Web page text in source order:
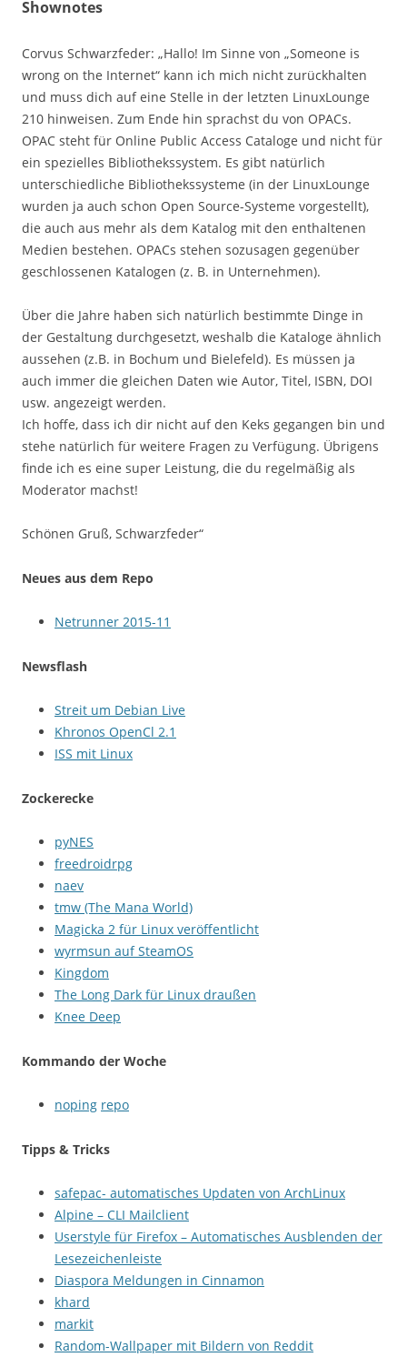
Shownotes
Corvus Schwarzfeder: „Hallo! Im Sinne von „Someone is
wrong on the Internet“ kann ich mich nicht zurückhalten
und muss dich auf eine Stelle in der letzten LinuxLounge
210 hinweisen. Zum Ende hin sprachst du von OPACs.
OPAC steht für Online Public Access Cataloge und nicht für
ein spezielles Bibliothekssystem. Es gibt natürlich
unterschiedliche Bibliothekssysteme (in der LinuxLounge
wurden ja auch schon Open Source-Systeme vorgestellt),
die auch aus mehr als dem Katalog mit den enthaltenen
Medien bestehen. OPACs stehen sozusagen gegenüber
geschlossenen Katalogen (z. B. in Unternehmen).
Über die Jahre haben sich natürlich bestimmte Dinge in
der Gestaltung durchgesetzt, weshalb die Kataloge ähnlich
aussehen (z.B. in Bochum und Bielefeld). Es müssen ja
auch immer die gleichen Daten wie Autor, Titel, ISBN, DOI
usw. angezeigt werden.
Ich hoffe, dass ich dir nicht auf den Keks gegangen bin und
stehe natürlich für weitere Fragen zu Verfügung. Übrigens
finde ich es eine super Leistung, die du regelmäßig als
Moderator machst!
Schönen Gruß, Schwarzfeder“
Neues aus dem Repo
Netrunner 2015-11
Newsflash
Streit um Debian Live
Khronos OpenCl 2.1
ISS mit Linux
Zockerecke
pyNES
freedroidrpg
naev
tmw (The Mana World)
Magicka 2 für Linux veröffentlicht
wyrmsun auf SteamOS
Kingdom
The Long Dark für Linux draußen
Knee Deep
Kommando der Woche
noping repo
Tipps & Tricks
safepac- automatisches Updaten von ArchLinux
Alpine – CLI Mailclient
Userstyle für Firefox – Automatisches Ausblenden der
Lesezeichenleiste
Diaspora Meldungen in Cinnamon
khard
markit
Random-Wallpaper mit Bildern von Reddit